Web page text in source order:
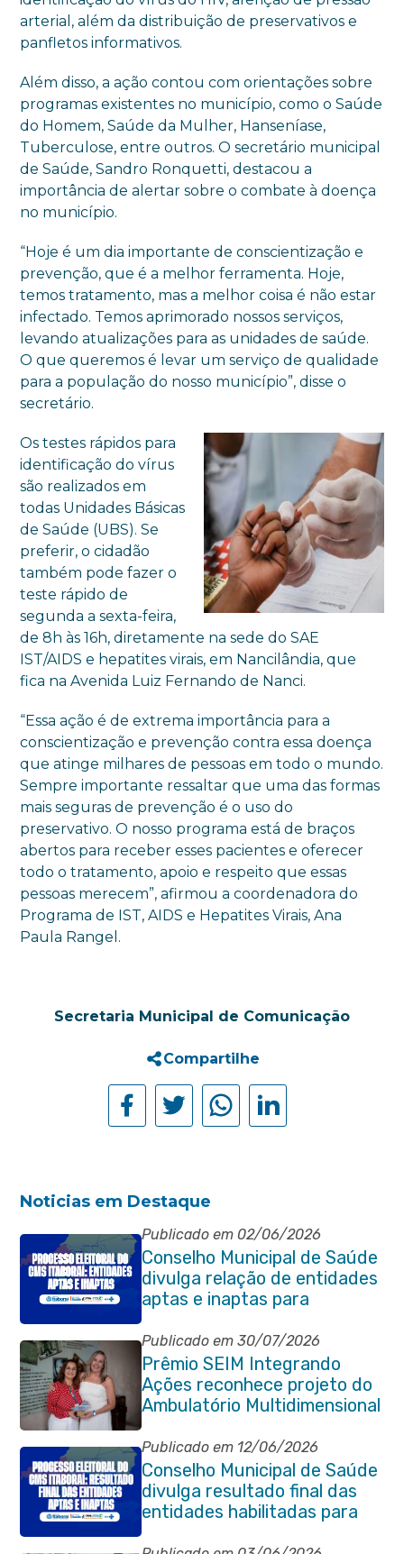
arterial, além da distribuição de preservativos e
panfletos informativos.
Além disso, a ação contou com orientações sobre
programas existentes no município, como o Saúde
do Homem, Saúde da Mulher, Hanseníase,
Tuberculose, entre outros. O secretário municipal
de Saúde, Sandro Ronquetti, destacou a
importância de alertar sobre o combate à doença
no município.
“Hoje é um dia importante de conscientização e
prevenção, que é a melhor ferramenta. Hoje,
temos tratamento, mas a melhor coisa é não estar
infectado. Temos aprimorado nossos serviços,
levando atualizações para as unidades de saúde.
O que queremos é levar um serviço de qualidade
para a população do nosso município”, disse o
secretário.
Os testes rápidos para
identificação do vírus
são realizados em
todas Unidades Básicas
de Saúde (UBS). Se
preferir, o cidadão
também pode fazer o
teste rápido de
segunda a sexta-feira,
de 8h às 16h, diretamente na sede do SAE
IST/AIDS e hepatites virais, em Nancilândia, que
fica na Avenida Luiz Fernando de Nanci.
“Essa ação é de extrema importância para a
conscientização e prevenção contra essa doença
que atinge milhares de pessoas em todo o mundo.
Sempre importante ressaltar que uma das formas
mais seguras de prevenção é o uso do
preservativo. O nosso programa está de braços
abertos para receber esses pacientes e oferecer
todo o tratamento, apoio e respeito que essas
pessoas merecem”, afirmou a coordenadora do
Programa de IST, AIDS e Hepatites Virais, Ana
Paula Rangel.
Secretaria Municipal de Comunicação
Compartilhe
Noticias em Destaque
Publicado em 02/06/2026
Conselho Municipal de Saúde
divulga relação de entidades
aptas e inaptas para
processo eleitoral do
quadriênio 2026-2030
Publicado em 30/07/2026
Prêmio SEIM Integrando
Ações reconhece projeto do
Ambulatório Multidimensional
da Pessoa Idosa de Itaboraí
Publicado em 12/06/2026
Conselho Municipal de Saúde
divulga resultado final das
entidades habilitadas para
eleição do quadriênio 2026-